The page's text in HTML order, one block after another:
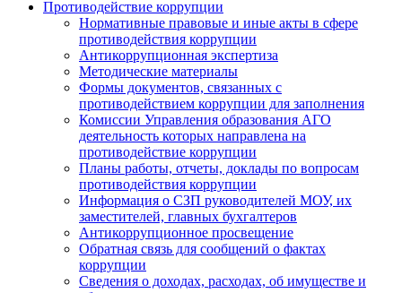
Противодействие коррупции
Нормативные правовые и иные акты в сфере
противодействия коррупции
Антикоррупционная экспертиза
Методические материалы
Формы документов, связанных с
противодействием коррупции для заполнения
Комиссии Управления образования АГО
деятельность которых направлена на
противодействие коррупции
Планы работы, отчеты, доклады по вопросам
противодействия коррупции
Информация о СЗП руководителей МОУ, их
заместителей, главных бухгалтеров
Антикоррупционное просвещение
Обратная связь для сообщений о фактах
коррупции
Сведения о доходах, расходах, об имуществе и